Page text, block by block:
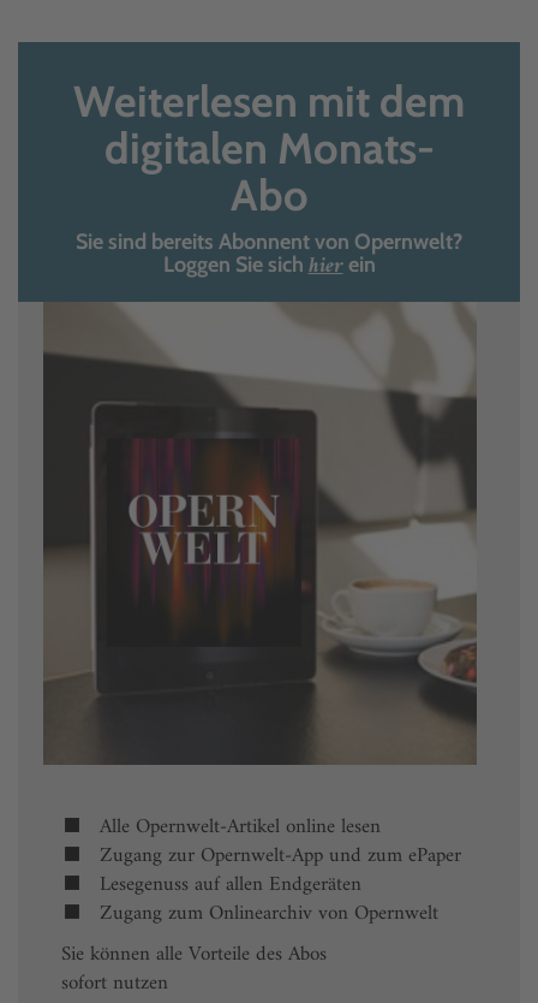
Weiterlesen mit dem
digitalen Monats-
Abo
Sie sind bereits Abonnent von Opernwelt?
Loggen Sie sich hierein
Alle Opernwelt-Artikel online lesen
Zugang zur Opernwelt-App und zum ePaper
Lesegenuss auf allen Endgeräten
Zugang zum Onlinearchiv von Opernwelt
Sie können alle Vorteile des Abos
sofort nutzen